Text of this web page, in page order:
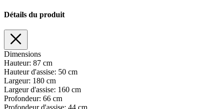
Détails du produit
Dimensions
Hauteur: 87 cm
Hauteur d'assise: 50 cm
Largeur: 180 cm
Largeur d'assise: 160 cm
Profondeur: 66 cm
Profondeur d'assise: 44 cm